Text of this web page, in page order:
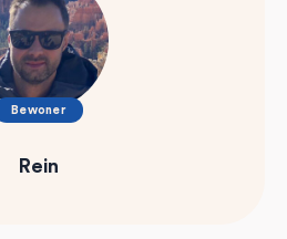
Bewoner
Rein